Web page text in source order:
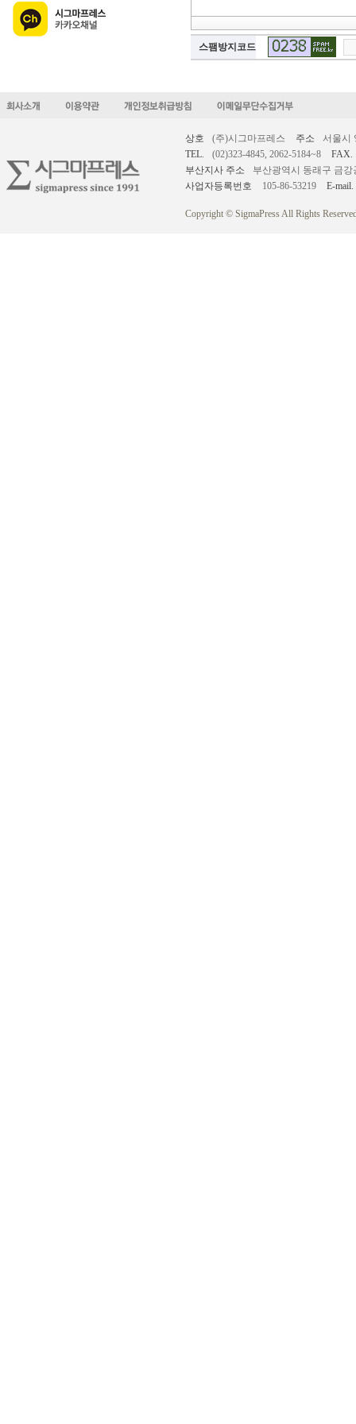
스팸방지코드
상호 (주)시그마프레스 주소
서울시
TEL.
(02)323-4845, 2062-5184~8
FAX.
부산지사 주소
부산광역시 동래구 금강
사업자등록번호
105-86-53219 E-mail.
Copyright © SigmaPress All Rights